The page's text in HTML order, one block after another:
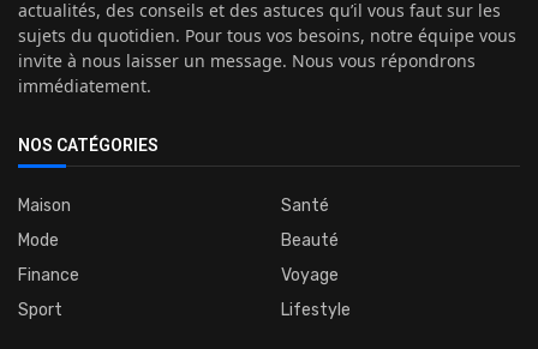
actualités, des conseils et des astuces qu’il vous faut sur les
sujets du quotidien. Pour tous vos besoins, notre équipe vous
invite à nous laisser un message. Nous vous répondrons
immédiatement.
NOS CATÉGORIES
Maison
Santé
Mode
Beauté
Finance
Voyage
Sport
Lifestyle